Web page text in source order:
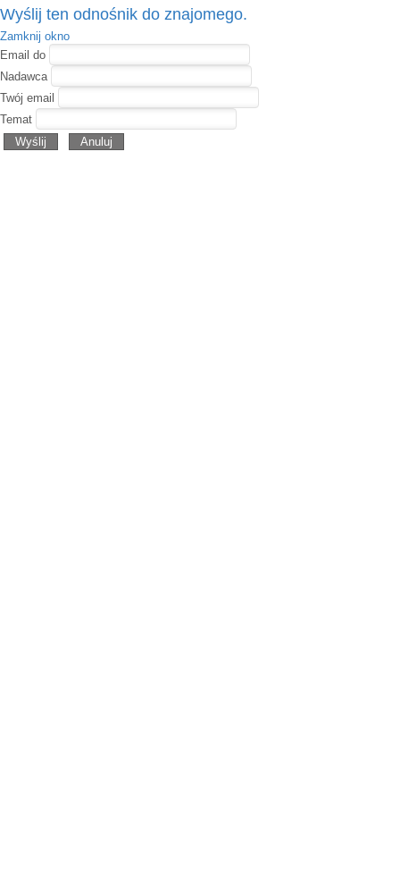
Wyślij ten odnośnik do znajomego.
Zamknij okno
Email do
Nadawca
Twój email
Temat
Wyślij
Anuluj